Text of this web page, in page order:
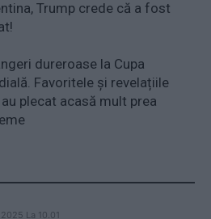
Trump crede că a fost
dureroase la Cupa
Favoritele și revelațiile
plecat acasă mult prea
La 10.01